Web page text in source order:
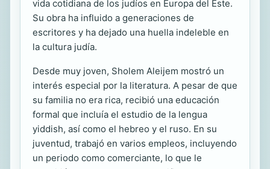
vida cotidiana de los judíos en Europa del Este.
Su obra ha influido a generaciones de
escritores y ha dejado una huella indeleble en
la cultura judía.
Desde muy joven, Sholem Aleijem mostró un
interés especial por la literatura. A pesar de que
su familia no era rica, recibió una educación
formal que incluía el estudio de la lengua
yiddish, así como el hebreo y el ruso. En su
juventud, trabajó en varios empleos, incluyendo
un periodo como comerciante, lo que le